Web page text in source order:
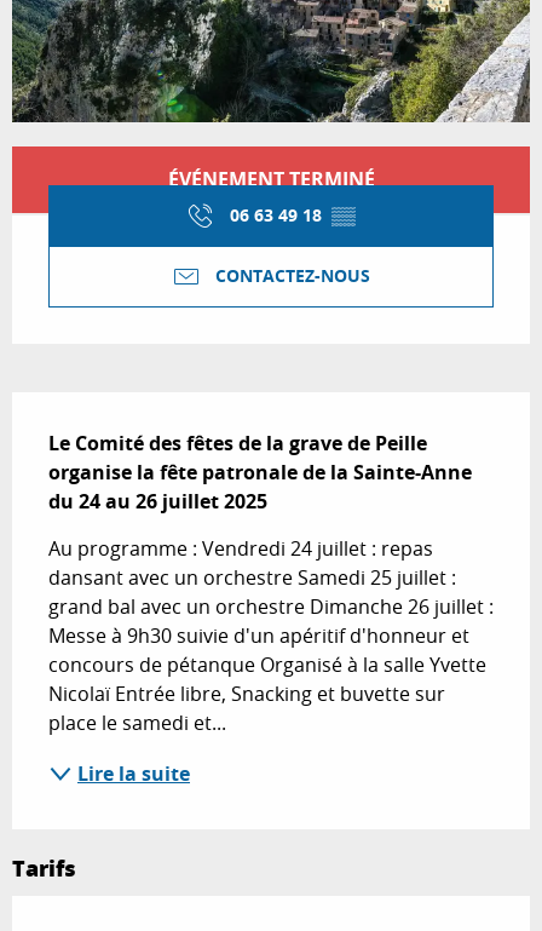
Ouverture et coordonnées
ÉVÉNEMENT TERMINÉ
06 63 49 18 ▒▒
CONTACTEZ-NOUS
Le Comité des fêtes de la grave de Peille
organise la fête patronale de la Sainte-Anne
du 24 au 26 juillet 2025
Au programme : Vendredi 24 juillet : repas
dansant avec un orchestre Samedi 25 juillet :
grand bal avec un orchestre Dimanche 26 juillet :
Messe à 9h30 suivie d'un apéritif d'honneur et
concours de pétanque Organisé à la salle Yvette
Nicolaï Entrée libre, Snacking et buvette sur
place le samedi et...
Lire la suite
Tarifs